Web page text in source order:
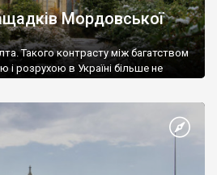
Мордовської
Такого контрасту між багатством
і розрухою в Україні більше не